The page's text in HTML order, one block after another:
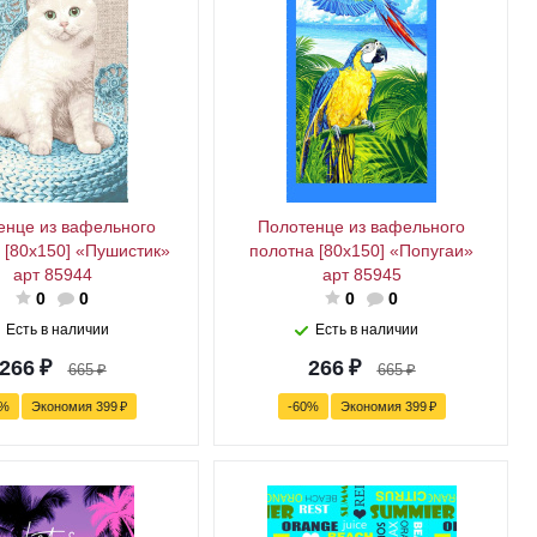
из вафельного
[80x150] «Пушистик»
арт 85944
0
0
Есть в наличии
₽ 665₽
Экономия 399₽
Полотенце из вафельного
полотна [80x150] «Попугаи»
арт 85945
0
0
Есть в наличии
266₽ 665₽
-60% Экономия 399₽